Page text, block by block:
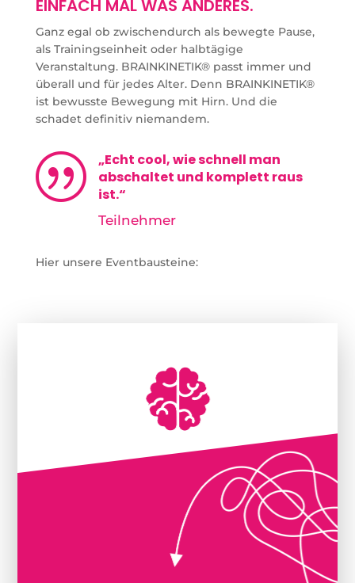
EINFACH MAL WAS ANDERES.
Ganz egal ob zwischendurch als bewegte Pause,
als Trainingseinheit oder halbtägige
Veranstaltung. BRAINKINETIK® passt immer und
überall und für jedes Alter. Denn BRAINKINETIK®
ist bewusste Bewegung mit Hirn. Und die
schadet definitiv niemandem.
|
„Echt cool, wie schnell man
abschaltet und komplett raus
ist.“
Teilnehmer
Hier unsere Eventbausteine: